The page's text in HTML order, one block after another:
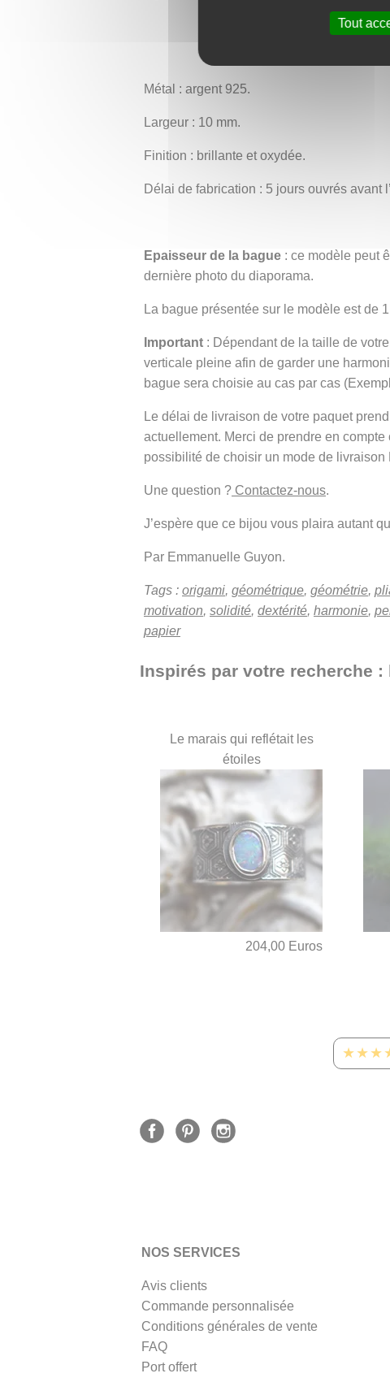
Métal : argent 925.
Largeur : 10 mm.
Finition : brillante et oxydée.
Délai de fabrication : 5 jours ouvrés avant
Epaisseur de la bague : ce modèle peut
dernière photo du diaporama.
La bague présentée sur le modèle est de
Important : Dépendant de la taille de
verticale pleine afin de garder une
bague sera choisie au cas par cas
Le délai de livraison de votre paquet
actuellement. Merci de prendre en
possibilité de choisir un mode de livraison
Une question ? Contactez-nous.
J’espère que ce bijou vous plaira autant
Par Emmanuelle Guyon.
Tags : origami, géométrique, géométrie,
motivation, solidité, dextérité, harmonie,
papier
Inspirés par votre recherche :
Le marais qui reflétait les
étoiles
204,00 Euros
NOS SERVICES
Avis clients
Commande personnalisée
Conditions générales de vente
FAQ
Port offert
Tout